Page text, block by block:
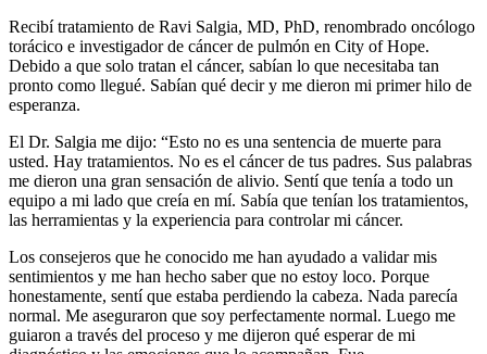
Recibí tratamiento de Ravi Salgia, MD, PhD, renombrado oncólogo
torácico e investigador de cáncer de pulmón en City of Hope.
Debido a que solo tratan el cáncer, sabían lo que necesitaba tan
pronto como llegué. Sabían qué decir y me dieron mi primer hilo de
esperanza.
El Dr. Salgia me dijo: “Esto no es una sentencia de muerte para
usted. Hay tratamientos. No es el cáncer de tus padres. Sus palabras
me dieron una gran sensación de alivio. Sentí que tenía a todo un
equipo a mi lado que creía en mí. Sabía que tenían los tratamientos,
las herramientas y la experiencia para controlar mi cáncer.
Los consejeros que he conocido me han ayudado a validar mis
sentimientos y me han hecho saber que no estoy loco. Porque
honestamente, sentí que estaba perdiendo la cabeza. Nada parecía
normal. Me aseguraron que soy perfectamente normal. Luego me
guiaron a través del proceso y me dijeron qué esperar de mi